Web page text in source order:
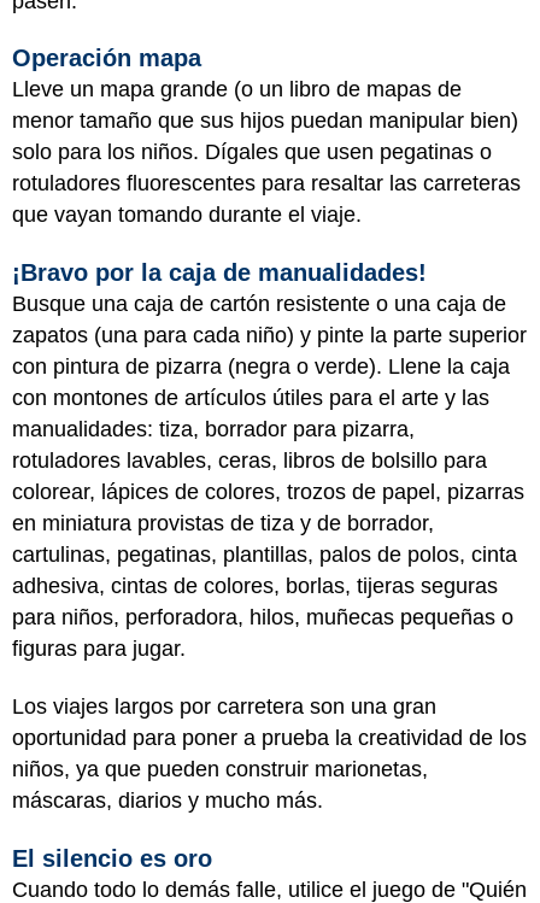
Operación mapa
Lleve un mapa grande (o un libro de mapas de
menor tamaño que sus hijos puedan manipular bien)
solo para los niños. Dígales que usen pegatinas o
rotuladores fluorescentes para resaltar las carreteras
que vayan tomando durante el viaje.
¡Bravo por la caja de manualidades!
Busque una caja de cartón resistente o una caja de
zapatos (una para cada niño) y pinte la parte superior
con pintura de pizarra (negra o verde). Llene la caja
con montones de artículos útiles para el arte y las
manualidades: tiza, borrador para pizarra,
rotuladores lavables, ceras, libros de bolsillo para
colorear, lápices de colores, trozos de papel, pizarras
en miniatura provistas de tiza y de borrador,
cartulinas, pegatinas, plantillas, palos de polos, cinta
adhesiva, cintas de colores, borlas, tijeras seguras
para niños, perforadora, hilos, muñecas pequeñas o
figuras para jugar.
Los viajes largos por carretera son una gran
oportunidad para poner a prueba la creatividad de los
niños, ya que pueden construir marionetas,
máscaras, diarios y mucho más.
El silencio es oro
Cuando todo lo demás falle, utilice el juego de "Quién